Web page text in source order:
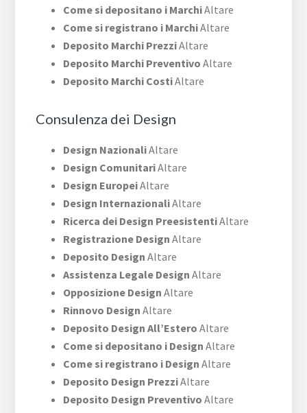
Come si depositano i MarchiAltare
Come si registrano i MarchiAltare
Deposito Marchi PrezziAltare
Deposito Marchi Preventivo Altare
Deposito Marchi CostiAltare
Consulenza dei Design
Design NazionaliAltare
Design ComunitariAltare
Design EuropeiAltare
Design InternazionaliAltare
Ricerca dei Design PreesistentiAltare
Registrazione Design Altare
Deposito Design Altare
Assistenza Legale Design Altare
Opposizione Design Altare
Rinnovo Design Altare
Deposito Design All’Estero Altare
Come si depositano i Design Altare
Come si registrano i Design Altare
Deposito Design PrezziAltare
Deposito Design Preventivo Altare